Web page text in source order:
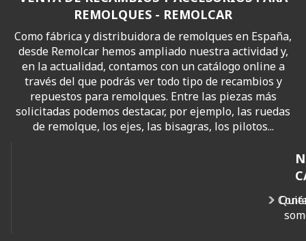
REMOLQUES - REMOLCAR
Como fábrica y distribuidora de remolques en España,
desde Remolcar hemos ampliado nuestra actividad y,
en la actualidad, contamos con un catálogo online a
través del que podrás ver todo tipo de recambios y
repuestos para remolques. Entre las piezas más
solicitadas podemos destacar, por ejemplo, las ruedas
de remolque, los ejes, las bisagras, los pilotos...